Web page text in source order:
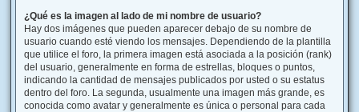
¿Qué es la imagen al lado de mi nombre de usuario?
Hay dos imágenes que pueden aparecer debajo de su nombre de
usuario cuando esté viendo los mensajes. Dependiendo de la plantilla
que utilice el foro, la primera imagen está asociada a la posición (rank)
del usuario, generalmente en forma de estrellas, bloques o puntos,
indicando la cantidad de mensajes publicados por usted o su estatus
dentro del foro. La segunda, usualmente una imagen más grande, es
conocida como avatar y generalmente es única o personal para cada